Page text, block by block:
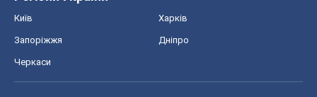
Київ Харків
Запоріжжя Дніпро
Черкаси